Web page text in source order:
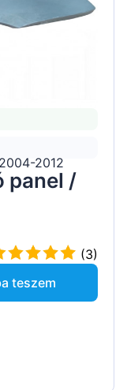
2012
panel /
(3)
teszem